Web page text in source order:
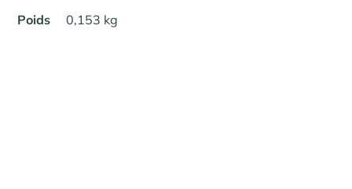
Poids 0,153 kg